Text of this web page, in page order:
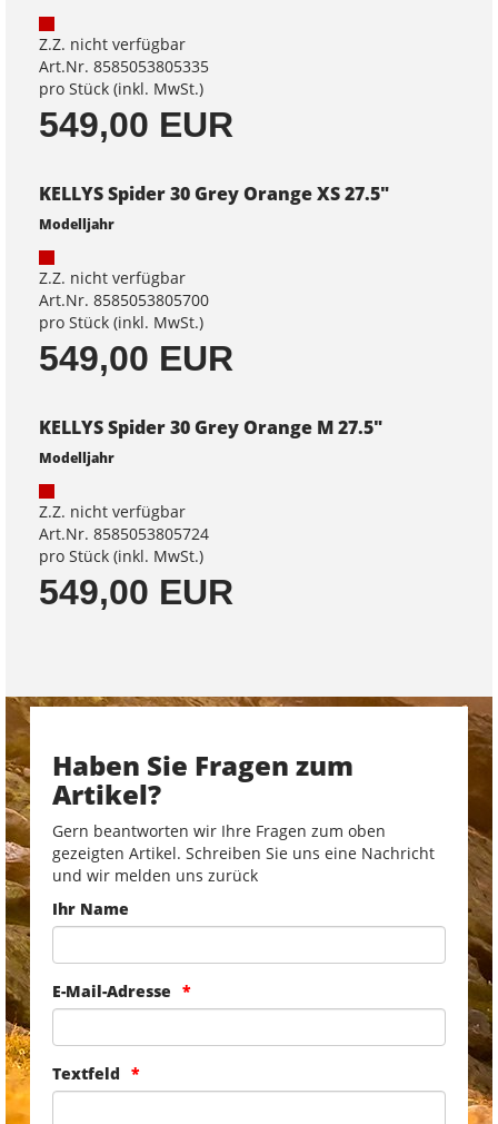
Z.Z. nicht verfügbar
Art.Nr. 8585053805335
pro Stück (inkl. MwSt.)
549,00 EUR
KELLYS Spider 30 Grey Orange XS 27.5"
Modelljahr
Z.Z. nicht verfügbar
Art.Nr. 8585053805700
pro Stück (inkl. MwSt.)
549,00 EUR
KELLYS Spider 30 Grey Orange M 27.5"
Modelljahr
Z.Z. nicht verfügbar
Art.Nr. 8585053805724
pro Stück (inkl. MwSt.)
549,00 EUR
Haben Sie Fragen zum
Artikel?
Gern beantworten wir Ihre Fragen zum oben
gezeigten Artikel. Schreiben Sie uns eine Nachricht
und wir melden uns zurück
Ihr Name
E-Mail-Adresse
Textfeld